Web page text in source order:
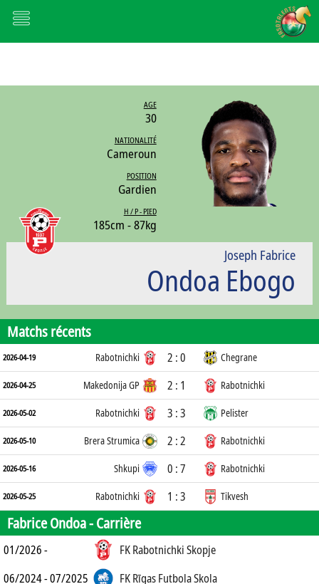
AGE
30
NATIONALITÉ
Cameroun
POSITION
Gardien
H / P - PIED
185cm - 87kg
Joseph Fabrice
Ondoa Ebogo
Matchs récents
2026-04-19 Rabotnichki 2 : 0 Chegrane
2026-04-25 Makedonija GP 2 : 1 Rabotnichki
2026-05-02 Rabotnichki 3 : 3 Pelister
2026-05-10 Brera Strumica 2 : 2 Rabotnichki
2026-05-16 Shkupi 0 : 7 Rabotnichki
2026-05-25 Rabotnichki 1 : 3 Tikvesh
Fabrice Ondoa -Carrière
01/2026 -
FK Rabotnichki Skopje
06/2024 - 07/2025
FK Rīgas Futbola Skola